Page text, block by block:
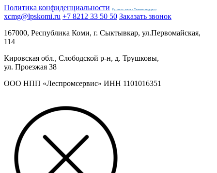
Политика конфиденциальности
Кухни на заказ в Тюмени недорого
xcmg@lpskomi.ru +7 8212 33 50 50 Заказать звонок
167000, Республика Коми, г. Сыктывкар, ул.Первомайская,
114
Кировская обл., Слободской р-н, д. Трушковы,
ул. Проезжая 38
ООО НПП «Леспромсервис» ИНН 1101016351